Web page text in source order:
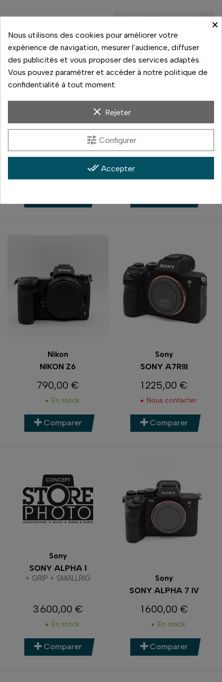
Panasonic Nikon
Nikon
NIKON Z6
Prix
790,00 €
En stock
Comparer
Sony
SONY A7RIII
Prix
1 225,00 €
Nous contacter
Comparer
Sony
SONY ALPHA 1
+ GRIP + SMALLRIG
Prix
3 600,00 €
En stock
Comparer
Sony
SONY ALPHA 7 IV
Prix
1 600,00 €
En stock
Comparer
×
Nous utilisons des cookies pour améliorer votre
expérience de navigation, mesurer l’audience, diffuser
des publicités et vous proposer des services adaptés.
Vous pouvez paramétrer et accéder à notre politique de
confidentialité à tout moment.
clear Rejeter
tune Configurer
done_all Accepter